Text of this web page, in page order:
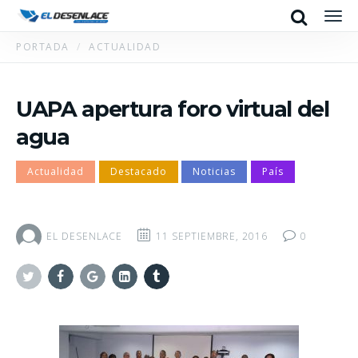
Search
PORTADA ACTUALIDAD
UAPA apertura foro virtual del
agua
Actualidad Destacado Noticias País
EL DESENLACE 11 SEPTIEMBRE, 2016 0